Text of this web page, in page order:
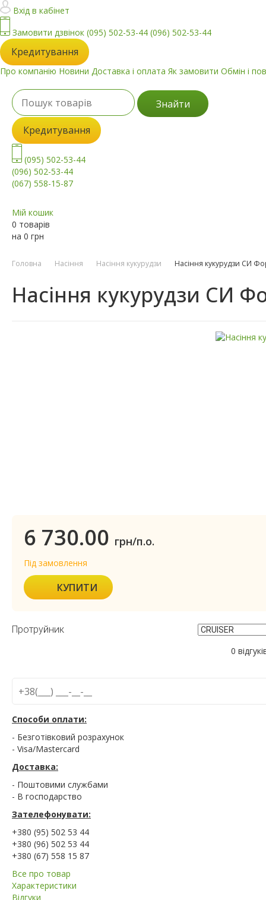
Вхід в кабінет
Замовити дзвінок (095) 502-53-44 (096) 502-53-44
Кредитування
Про компанію Новини Доставка і оплата Як замовити Обмін і
Знайти
Кредитування
(095) 502-53-44
(096) 502-53-44
(067) 558-15-87
Мій кошик
0 товарів
на 0 грн
Головна Насіння Насіння кукурудзи Насіння кукурудзи СИ
Насіння кукурудзи СИ
6 730.00 грн/п.о.
Під замовлення
КУПИТИ
Протруйник
0
Способи оплати:
- Безготівковий розрахунок
- Visa/Mastercard
Доставка:
- Поштовими службами
- В господарство
Зателефонувати:
+380 (95) 502 53 44
+380 (96) 502 53 44
+380 (67) 558 15 87
Все про товар
Характеристики
Відгуки